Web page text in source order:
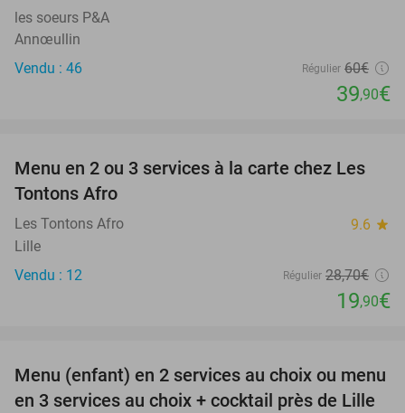
les soeurs P&A
Annœullin
Vendu : 46
Régulier 60€
39,90€
31%
Menu en 2 ou 3 services à la carte chez Les
Tontons Afro
Les Tontons Afro 9.6 star
Lille
Vendu : 12
Régulier 28,70€
19,90€
34%
Menu (enfant) en 2 services au choix ou menu
en 3 services au choix + cocktail près de Lille